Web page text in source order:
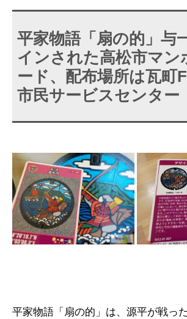
平家物語「扇の的」与
インされた高松市マン
ード、配布場所は瓦町
市民サービスセンター
平家物語「扇の的」は、源平が戦っ